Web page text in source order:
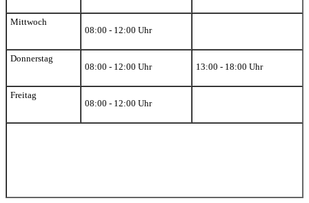
Mittwoch
08:00 - 12:00 Uhr
Donnerstag
08:00 - 12:00 Uhr
13:00 - 18:00 Uhr
Freitag
08:00 - 12:00 Uhr